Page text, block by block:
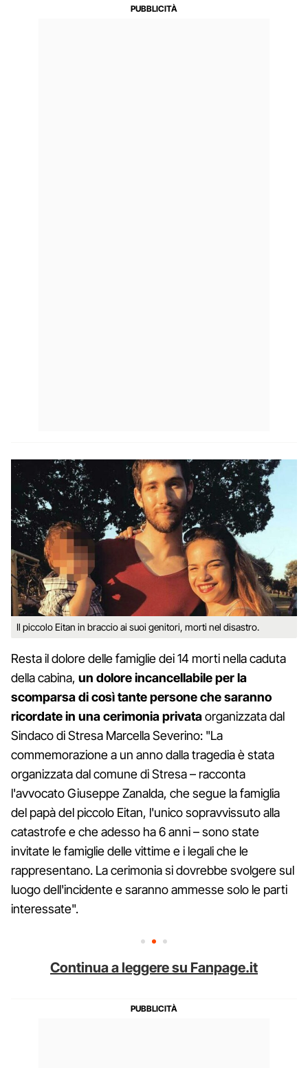
Il piccolo Eitan in braccio ai suoi genitori, morti nel disastro.
Resta il dolore delle famiglie dei 14 morti nella caduta
della cabina, un dolore incancellabile per la
scomparsa di così tante persone che saranno
ricordate in una cerimonia privataorganizzata dal
Sindaco di Stresa Marcella Severino: "La
commemorazione a un anno dalla tragedia è stata
organizzata dal comune di Stresa – racconta
l'avvocato Giuseppe Zanalda, che segue la famiglia
del papà del piccolo Eitan, l'unico sopravvissuto alla
catastrofe e che adesso ha 6 anni – sono state
invitate le famiglie delle vittime e i legali che le
rappresentano. La cerimonia si dovrebbe svolgere sul
luogo dell'incidente e saranno ammesse solo le parti
interessate".
Continua a leggere su Fanpage.it